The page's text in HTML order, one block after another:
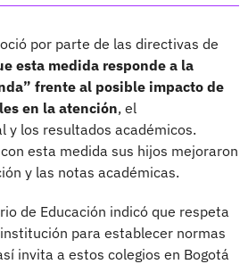
por parte de las directivas de
esta medida responde a la
frente al posible impacto de
en la atención, el
y los resultados académicos.
esta medida sus hijos mejoraron
y las notas académicas.
de Educación indicó que respeta
para establecer normas
invita a estos colegios en Bogotá